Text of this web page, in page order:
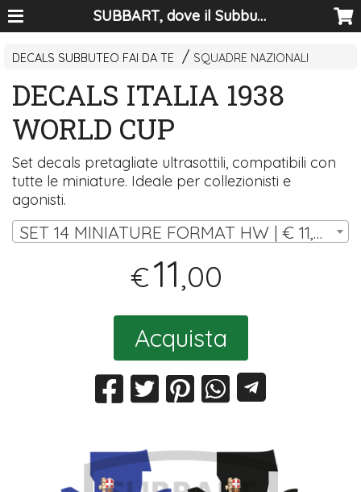
SUBBART, dove il Subbuteo diventa arte
DECALS SUBBUTEO FAI DA TE SQUADRE NAZIONALI
DECALS ITALIA 1938
WORLD CUP
Set decals pretagliate ultrasottili, compatibili con
tutte le miniature. Ideale per collezionisti e
agonisti.
SET 14 MINIATURE FORMAT HW | € 11,00
€11,00
Acquista